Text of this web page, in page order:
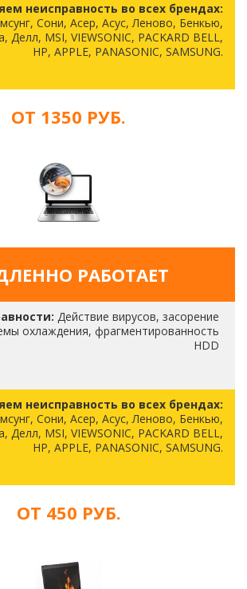
неисправность во всех брендах:
Сони, Асер, Асус, Леново, Бенкью,
Делл, MSI, VIEWSONIC, PACKARD BELL,
HP, APPLE, PANASONIC, SAMSUNG.
ОТ 1350 РУБ.
РАБОТАЕТ
Действие вирусов, засорение
охлаждения, фрагментированность
HDD
неисправность во всех брендах:
Сони, Асер, Асус, Леново, Бенкью,
Делл, MSI, VIEWSONIC, PACKARD BELL,
HP, APPLE, PANASONIC, SAMSUNG.
ОТ 450 РУБ.